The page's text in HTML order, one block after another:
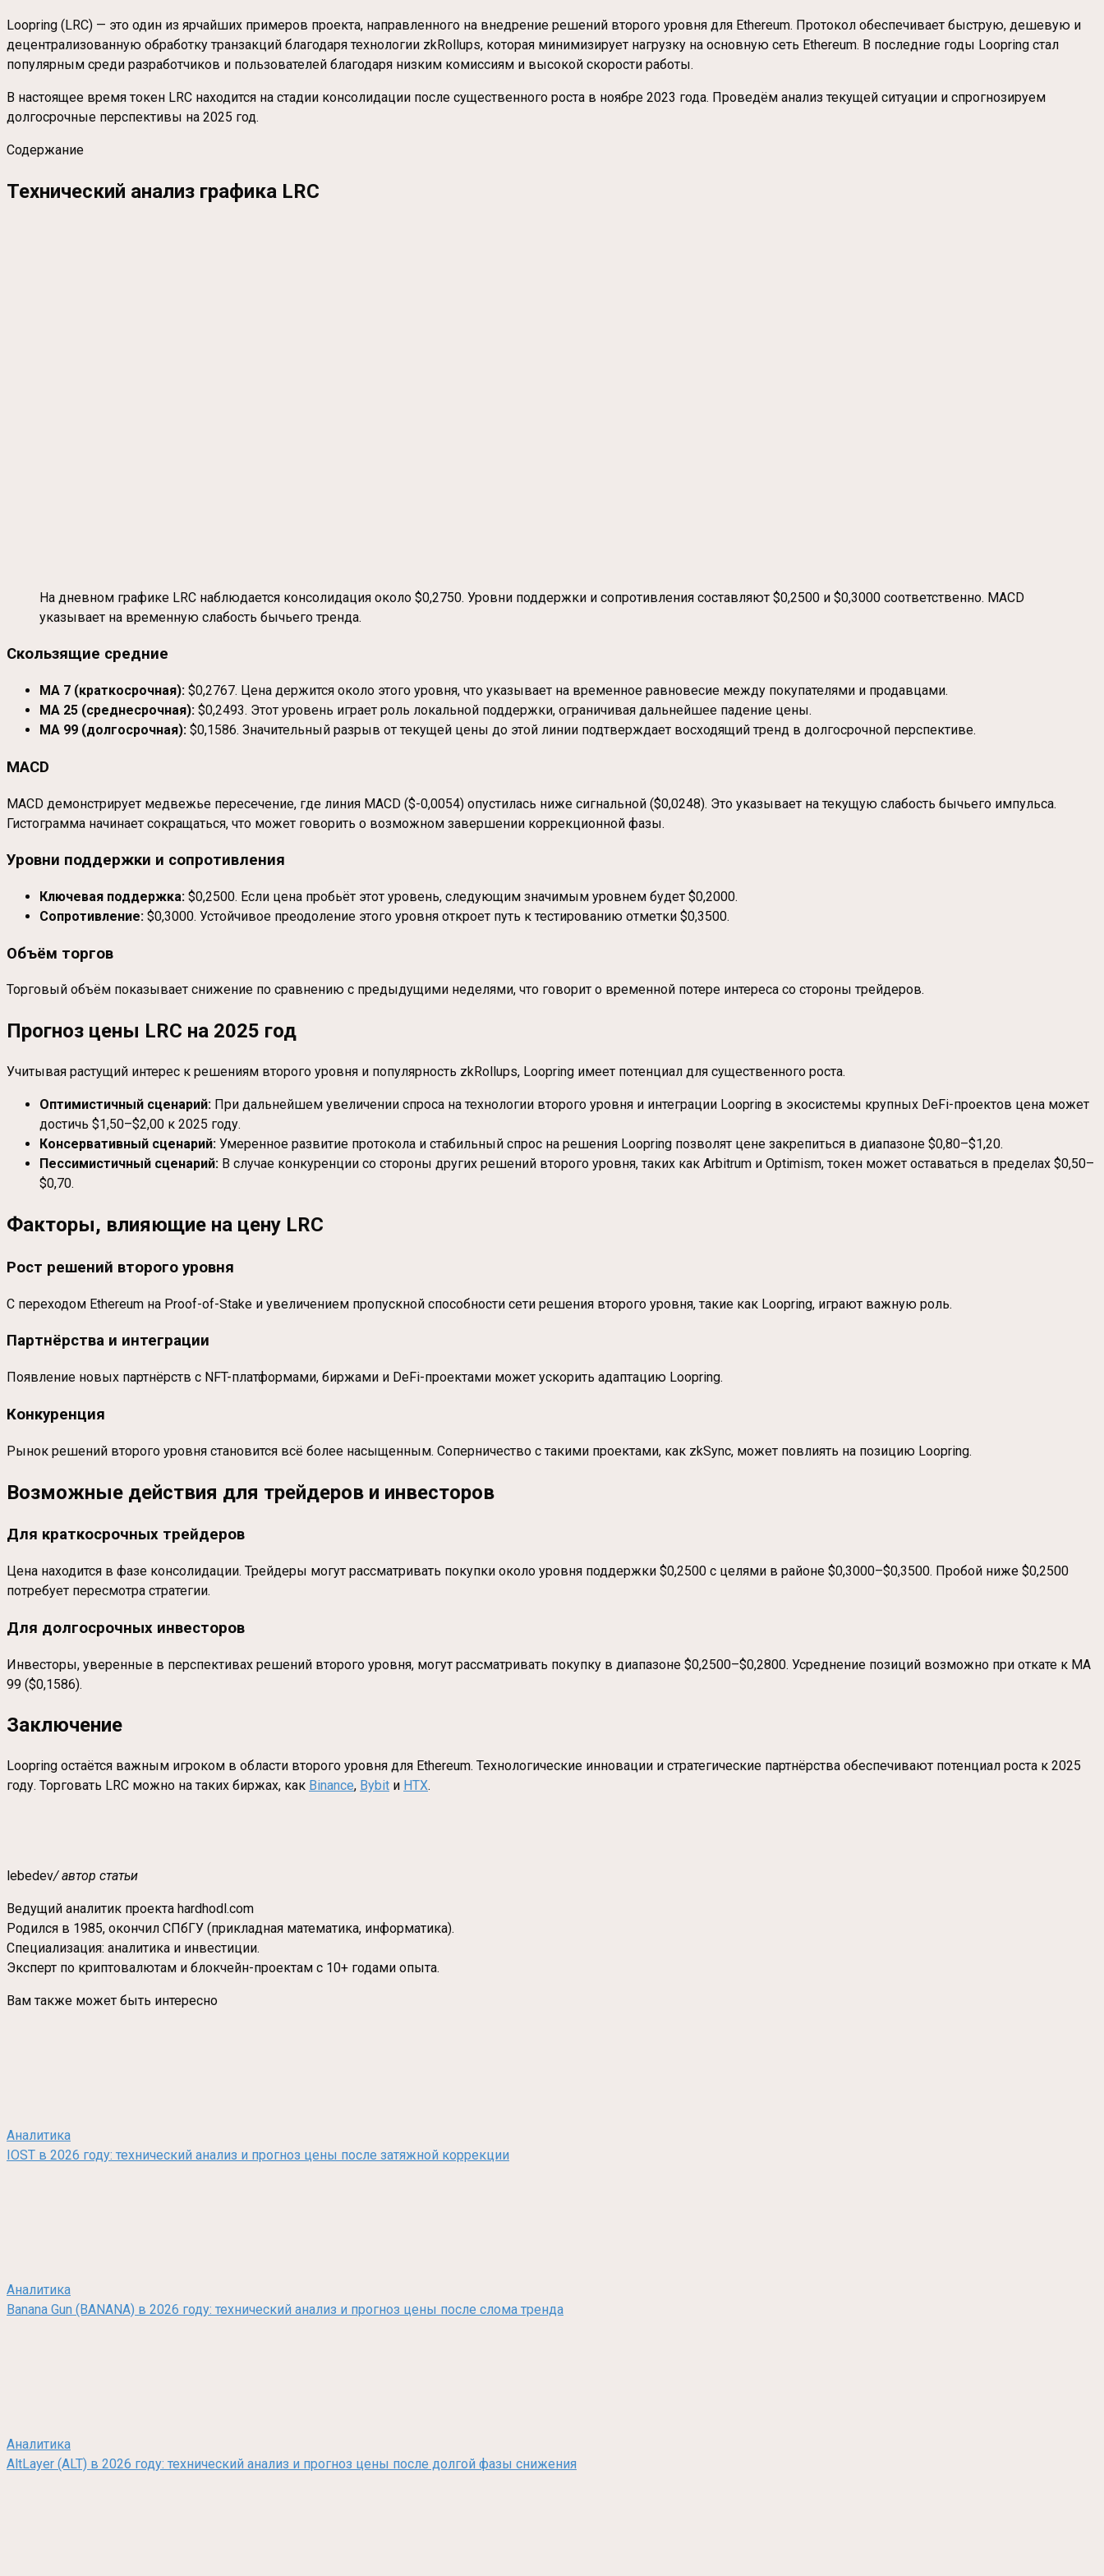
Loopring (LRC) — это один из ярчайших примеров проекта, направленного на внедрение решений второго уровня для Ethereum. Протокол обеспечивает быструю, дешевую и
децентрализованную обработку транзакций благодаря технологии zkRollups, которая минимизирует нагрузку на основную сеть Ethereum. В последние годы Loopring стал
популярным среди разработчиков и пользователей благодаря низким комиссиям и высокой скорости работы.
В настоящее время токен LRC находится на стадии консолидации после существенного роста в ноябре 2023 года. Проведём анализ текущей ситуации и спрогнозируем
долгосрочные перспективы на 2025 год.
Содержание
Технический анализ графика LRC
На дневном графике LRC наблюдается консолидация около $0,2750. Уровни поддержки и сопротивления составляют $0,2500 и $0,3000 соответственно. MACD
указывает на временную слабость бычьего тренда.
Скользящие средние
MA 7 (краткосрочная): $0,2767. Цена держится около этого уровня, что указывает на временное равновесие между покупателями и продавцами.
MA 25 (среднесрочная): $0,2493. Этот уровень играет роль локальной поддержки, ограничивая дальнейшее падение цены.
MA 99 (долгосрочная): $0,1586. Значительный разрыв от текущей цены до этой линии подтверждает восходящий тренд в долгосрочной перспективе.
MACD
MACD демонстрирует медвежье пересечение, где линия MACD ($-0,0054) опустилась ниже сигнальной ($0,0248). Это указывает на текущую слабость бычьего импульса.
Гистограмма начинает сокращаться, что может говорить о возможном завершении коррекционной фазы.
Уровни поддержки и сопротивления
Ключевая поддержка: $0,2500. Если цена пробьёт этот уровень, следующим значимым уровнем будет $0,2000.
Сопротивление: $0,3000. Устойчивое преодоление этого уровня откроет путь к тестированию отметки $0,3500.
Объём торгов
Торговый объём показывает снижение по сравнению с предыдущими неделями, что говорит о временной потере интереса со стороны трейдеров.
Прогноз цены LRC на 2025 год
Учитывая растущий интерес к решениям второго уровня и популярность zkRollups, Loopring имеет потенциал для существенного роста.
Оптимистичный сценарий: При дальнейшем увеличении спроса на технологии второго уровня и интеграции Loopring в экосистемы крупных DeFi-проектов цена может
достичь $1,50–$2,00 к 2025 году.
Консервативный сценарий: Умеренное развитие протокола и стабильный спрос на решения Loopring позволят цене закрепиться в диапазоне $0,80–$1,20.
Пессимистичный сценарий: В случае конкуренции со стороны других решений второго уровня, таких как Arbitrum и Optimism, токен может оставаться в пределах $0,50–
$0,70.
Факторы, влияющие на цену LRC
Рост решений второго уровня
С переходом Ethereum на Proof-of-Stake и увеличением пропускной способности сети решения второго уровня, такие как Loopring, играют важную роль.
Партнёрства и интеграции
Появление новых партнёрств с NFT-платформами, биржами и DeFi-проектами может ускорить адаптацию Loopring.
Конкуренция
Рынок решений второго уровня становится всё более насыщенным. Соперничество с такими проектами, как zkSync, может повлиять на позицию Loopring.
Возможные действия для трейдеров и инвесторов
Для краткосрочных трейдеров
Цена находится в фазе консолидации. Трейдеры могут рассматривать покупки около уровня поддержки $0,2500 с целями в районе $0,3000–$0,3500. Пробой ниже $0,2500
потребует пересмотра стратегии.
Для долгосрочных инвесторов
Инвесторы, уверенные в перспективах решений второго уровня, могут рассматривать покупку в диапазоне $0,2500–$0,2800. Усреднение позиций возможно при откате к MA
99 ($0,1586).
Заключение
Loopring остаётся важным игроком в области второго уровня для Ethereum. Технологические инновации и стратегические партнёрства обеспечивают потенциал роста к 2025
году. Торговать LRC можно на таких биржах, как Binance, Bybit и HTX.
lebedev/ автор статьи
Ведущий аналитик проекта hardhodl.com
Родился в 1985, окончил СПбГУ (прикладная математика, информатика).
Специализация: аналитика и инвестиции.
Эксперт по криптовалютам и блокчейн-проектам с 10+ годами опыта.
Вам также может быть интересно
Аналитика
IOST в 2026 году: технический анализ и прогноз цены после затяжной коррекции
Аналитика
Banana Gun (BANANA) в 2026 году: технический анализ и прогноз цены после слома тренда
Аналитика
AltLayer (ALT) в 2026 году: технический анализ и прогноз цены после долгой фазы снижения